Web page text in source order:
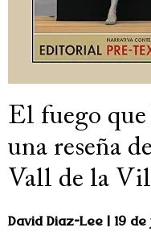
El fuego
una reseña
Vall de la
David Diaz-Lee 19